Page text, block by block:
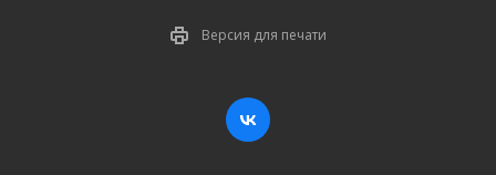
Версия для печати